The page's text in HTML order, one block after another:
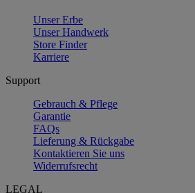
Unser Erbe
Unser Handwerk
Store Finder
Karriere
Support
Gebrauch & Pflege
Garantie
FAQs
Lieferung & Rückgabe
Kontaktieren Sie uns
Widerrufsrecht
LEGAL